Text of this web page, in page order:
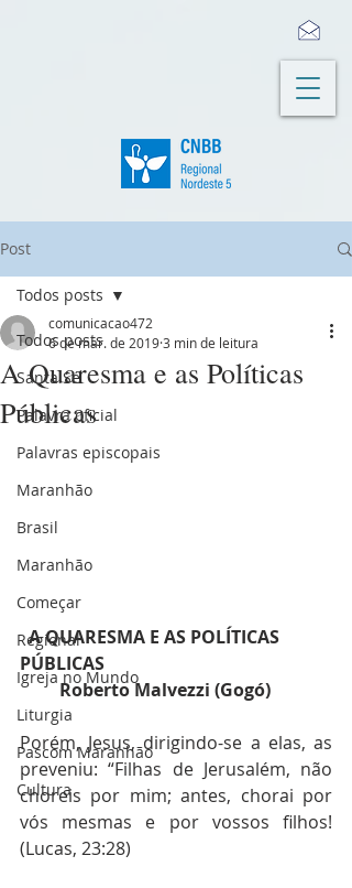
Post
Todos posts
Santa Sé
Palavra oficial
Palavras episcopais
Maranhão
Brasil
Maranhão
Começar
Regional
Igreja no Mundo
Liturgia
Pascom Maranhão
Cultura
Todos posts
A Quaresma e as Políticas
Públicas
comunicacao472
6 de mar. de 20193 min de leitura
A QUARESMA E AS POLÍTICAS
PÚBLICAS
         Roberto Malvezzi (Gogó)
Porém, Jesus, dirigindo-se a elas, as
preveniu: “Filhas de Jerusalém, não
choreis por mim; antes, chorai por
vós mesmas e por vossos filhos!
(Lucas, 23:28)